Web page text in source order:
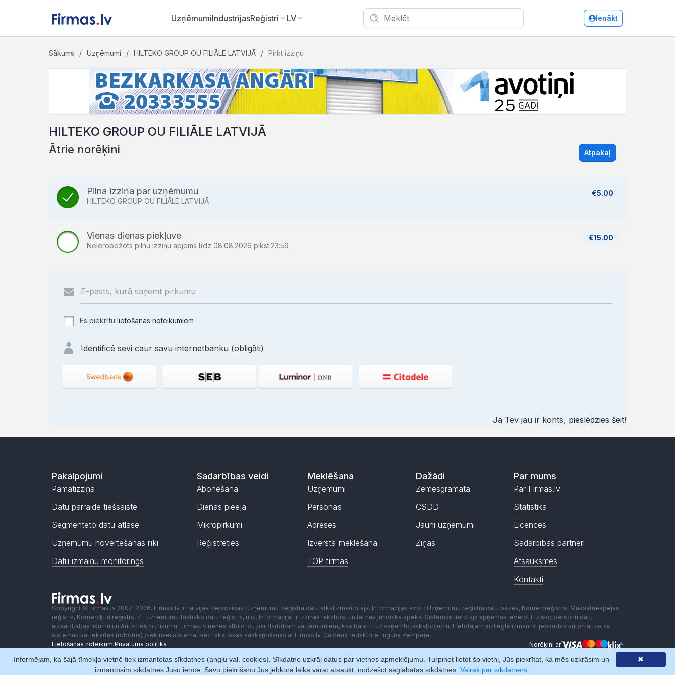
UzņēmumiIndustrijasReģistri LV Ienākt
Sākums Uzņēmumi HILTEKO GROUP OU FILIĀLE LATVIJĀ Pirkt izziņu
HILTEKO GROUP OU FILIĀLE LATVIJĀ
Ātrie norēķini Atpakaļ
€5.00
Pilna izziņa par uzņēmumu
HILTEKO GROUP OU FILIĀLE LATVIJĀ
€15.00
Vienas dienas piekļuve
Neierobežots pilnu izziņu apjoms līdz 08.08.2026 plkst.23:59
Es piekrītu lietošanas noteikumiem
Identificē sevi caur savu internetbanku (obligāti)
Ja Tev jau ir konts, pieslēdzies šeit!
Pakalpojumi
Pamatizziņa
Datu pārraide tiešsaistē
Segmentēto datu atlase
Uzņēmumu novērtēšanas rīki
Datu izmaiņu monitorings
Sadarbības veidi
Abonēšana
Dienas pieeja
Mikropirkumi
Reģistrēties
Meklēšana
Uzņēmumi
Personas
Adreses
Izvērstā meklēšana
TOP firmas
Dažādi
Zemesgrāmata
CSDD
Jauni uzņēmumi
Ziņas
Par mums
Par Firmas.lv
Statistika
Licences
Sadarbības partneri
Atsauksmes
Kontakti
Copyright © Firmas.lv 2007-2026. Firmas.lv ir Latvijas Republikas Uzņēmumu Reģistra datu atkalizmantotājs. Informācijas avoti: Uzņēmumu reģistra datu bāzes, Komercreģistrs, Maksātnespējas
reģistrs, Komercķīlu reģistrs, ZL uzņēmumu faktisko datu reģistrs, u.c.. Informācijai ir izziņas raksturs, un tai nav juridiska spēka. Sistēmas lietotājs apņemas ievērot Fizisko personu datu
aizsardzības likumu un Autortiesību likumu. Firmas.lv nenes atbildību par darbībām vai lēmumiem, kas balstīti uz saņemto pakalpojumu. Lietotājam aizliegts izmantot jebkādas automatizētas
sistēmas vai iekārtas (robotus) piekļuvei sistēmai bez rakstiskas saskaņošanas ar Firmas.lv. Galvenā redaktore: Ingūna Pempere.
Lietošanas noteikumiPrivātuma politika Norēķini ar
✖
Informējam, ka šajā tīmekļa vietnē tiek izmantotas sīkdatnes (angļu val. cookies). Sīkdatne uzkrāj datus par vietnes apmeklējumu. Turpinot lietot šo vietni, Jūs piekrītat, ka mēs uzkrāsim un
izmantosim sīkdatnes Jūsu ierīcē. Savu piekrišanu Jūs jebkurā laikā varat atsaukt, nodzēšot saglabātās sīkdatnes. Vairāk par sīkdatnēm